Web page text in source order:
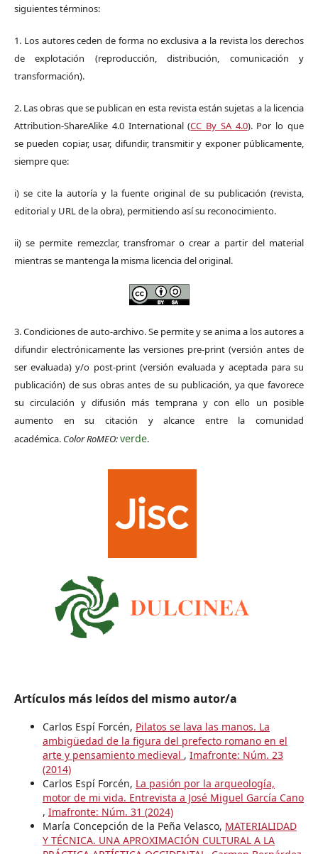
siguientes términos:
1. Los autores ceden de forma no exclusiva a la revista los derechos
de explotación (reproducción, distribución, comunicación y
transformación).
2. Las obras que se publican en esta revista están sujetas a la licencia
Attribution-ShareAlike 4.0 International (CC By SA 4.0). Por lo que
se pueden copiar, usar, difundir, transmitir y exponer públicamente,
siempre que:
i) se cite la autoría y la fuente original de su publicación (revista,
editorial y URL de la obra), permitiendo así su reconocimiento.
ii) se permite remezclar, transfromar o crear a partir del material
mientras se mantenga la misma licencia del original.
3. Condiciones de auto-archivo. Se permite y se anima a los autores a
difundir electrónicamente las versiones pre-print (versión antes de
ser evaluada) y/o post-print (versión evaluada y aceptada para su
publicación) de sus obras antes de su publicación, ya que favorece
su circulación y difusión más temprana y con ello un posible
aumento en su citación y alcance entre la comunidad
académica. Color RoMEO:verde.
Artículos más leídos del mismo autor/a
Carlos Espí Forcén, Pilatos se lava las manos. La
ambigüedad de la figura del prefecto romano en el
arte y pensamiento medieval , Imafronte: Núm. 23
(2014)
Carlos Espí Forcén, La pasión por la arqueología,
motor de mi vida. Entrevista a José Miguel García Cano
, Imafronte: Núm. 31 (2024)
María Concepción de la Peña Velasco, MATERIALIDAD
Y TÉCNICA. UNA APROXIMACIÓN CULTURAL A LA